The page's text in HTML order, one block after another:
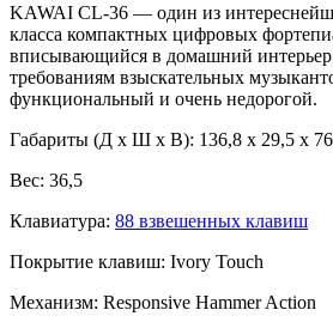
KAWAI CL-36 — один из
класса компактных цифровых
вписывающийся в домашний
требованиям взыскательных
функциональный и очень недорогой.
Габариты (Д х Ш х В): 136,8 x 29,5 x
Вес: 36,5
Клавиатура: 88 взвешенных клавиш
Покрытие клавиш: Ivory Touch
Механизм: Responsive Hammer Action